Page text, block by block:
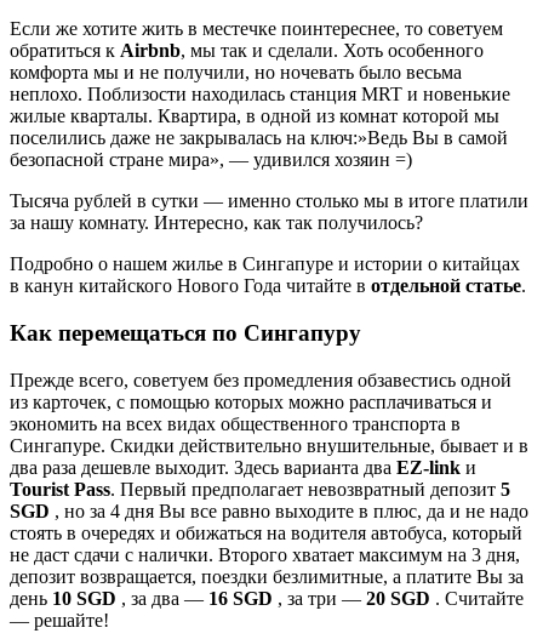
Если же хотите жить в местечке поинтереснее, то советуем
обратиться к Airbnb, мы так и сделали. Хоть особенного
комфорта мы и не получили, но ночевать было весьма
неплохо. Поблизости находилась станция MRT и новенькие
жилые кварталы. Квартира, в одной из комнат которой мы
поселились даже не закрывалась на ключ:»Ведь Вы в самой
безопасной стране мира», — удивился хозяин =)
Тысяча рублей в сутки — именно столько мы в итоге платили
за нашу комнату. Интересно, как так получилось?
Подробно о нашем жилье в Сингапуре и истории о китайцах
в канун китайского Нового Года читайте в отдельной статье.
Как перемещаться по Сингапуру
Прежде всего, советуем без промедления обзавестись одной
из карточек, с помощью которых можно расплачиваться и
экономить на всех видах общественного транспорта в
Сингапуре. Скидки действительно внушительные, бывает и в
два раза дешевле выходит. Здесь варианта два EZ-link и
Tourist Pass. Первый предполагает невозвратный депозит 5
SGD , но за 4 дня Вы все равно выходите в плюс, да и не надо
стоять в очередях и обижаться на водителя автобуса, который
не даст сдачи с налички. Второго хватает максимум на 3 дня,
депозит возвращается, поездки безлимитные, а платите Вы за
день 10 SGD , за два — 16 SGD , за три — 20 SGD . Считайте
— решайте!